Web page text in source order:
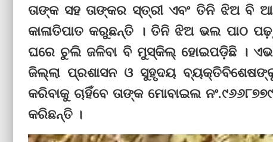
ତାଙ୍କ ସହ ତାଙ୍କର ସ୍ତ୍ରୀ ଏବଂ ତିନି ଝିଅ ବି
କାଳାତିପାତ କରୁଛନ୍ତି । ତିନି ଝିଅ ଭଲ ପାଠ
ଘରେ ଚୁଲି ଜଳିବା ବି ମୁସ୍‌କିଲ୍‌ ହୋଇପଡ଼ିଛି ।
ଜିଲ୍ଲା ପ୍ରଶାସନ ଓ ସୁହୃଦୟ
କରିବାକୁ ଚାହିଁବେ ତାଙ୍କ ମୋବାଇଲ
କରିଛନ୍ତି ।